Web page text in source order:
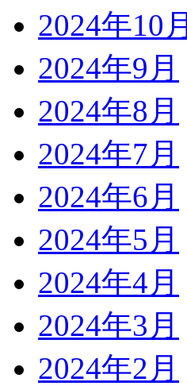
2024年10月
2024年9月
2024年8月
2024年7月
2024年6月
2024年5月
2024年4月
2024年3月
2024年2月